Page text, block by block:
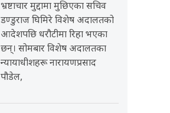
भ्रष्टाचार मुद्दामा मुछिएका सचिव
डण्डुराज घिमिरे विशेष अदालतको
आदेशपछि धरौटीमा रिहा भएका
छन्। सोमबार विशेष अदालतका
न्यायाधीशहरू नारायणप्रसाद
पौडेल,